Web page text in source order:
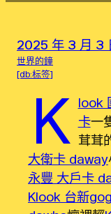
2025 年 3 月 3
世界的鐘
[db:标签]
K look
卡一
茸茸
大衛卡 daway
永豐 大戶卡
Klook 台新